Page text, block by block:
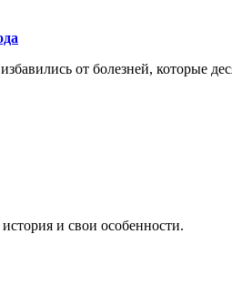
от болезней, которые
и свои особенности.